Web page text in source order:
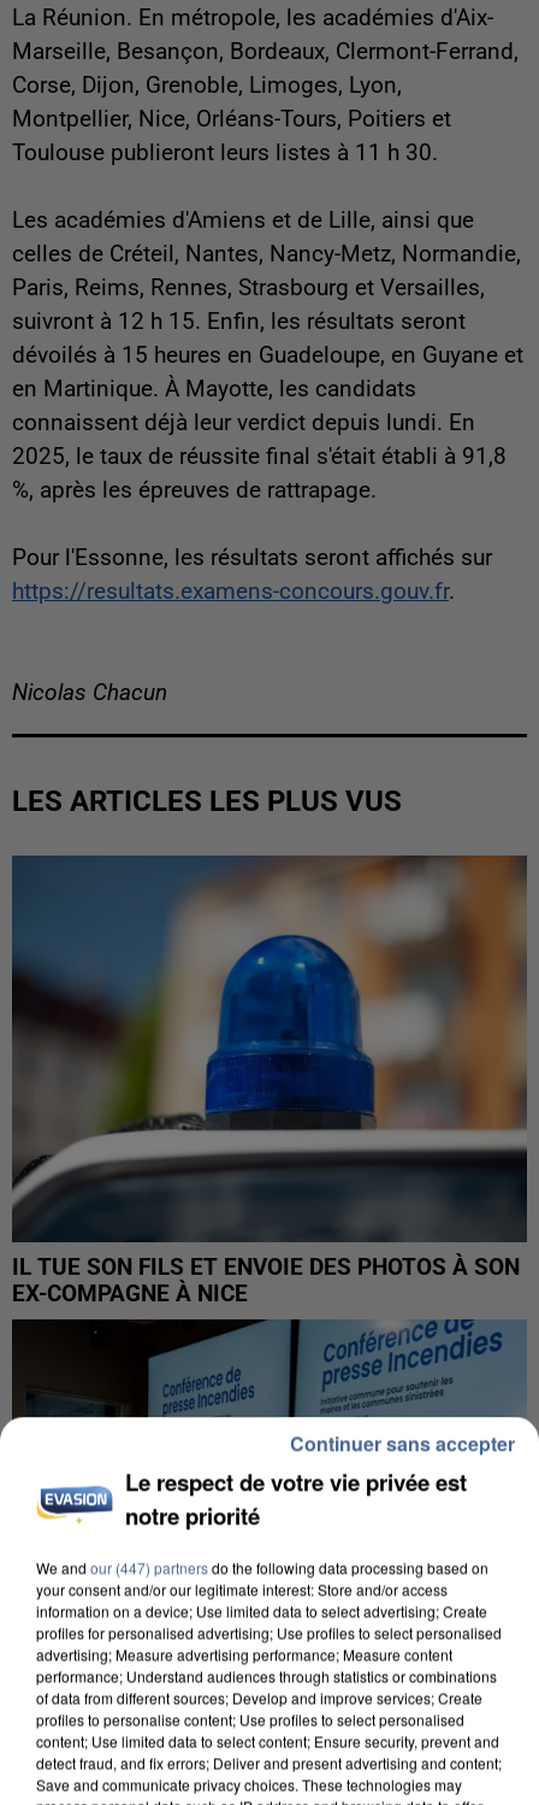
La Réunion. En métropole, les académies d'Aix-
Marseille, Besançon, Bordeaux, Clermont-Ferrand,
Corse, Dijon, Grenoble, Limoges, Lyon,
Montpellier, Nice, Orléans-Tours, Poitiers et
Toulouse publieront leurs listes à 11 h 30.
Les académies d'Amiens et de Lille, ainsi que
celles de Créteil, Nantes, Nancy-Metz, Normandie,
Paris, Reims, Rennes, Strasbourg et Versailles,
suivront à 12 h 15. Enfin, les résultats seront
dévoilés à 15 heures en Guadeloupe, en Guyane et
en Martinique. À Mayotte, les candidats
connaissent déjà leur verdict depuis lundi. En
2025, le taux de réussite final s'était établi à 91,8
%, après les épreuves de rattrapage.
Pour l'Essonne, les résultats seront affichés sur
https://resultats.examens-concours.gouv.fr.
Nicolas Chacun
LES ARTICLES LES PLUS VUS
IL TUE SON FILS ET ENVOIE DES PHOTOS À SON
EX-COMPAGNE À NICE
INCENDIES : L’ÎLE-DE-FRANCE LANCE UN ÉLAN
DE SOLIDARITÉ AVEC LES...
Le respect de votre vie privée est
notre priorité
We and our (447) partnersdo the following data processing based on
your consent and/or our legitimate interest: Store and/or access
information on a device; Use limited data to select advertising; Create
profiles for personalised advertising; Use profiles to select personalised
advertising; Measure advertising performance; Measure content
performance; Understand audiences through statistics or combinations
of data from different sources; Develop and improve services; Create
profiles to personalise content; Use profiles to select personalised
content; Use limited data to select content; Ensure security, prevent and
detect fraud, and fix errors; Deliver and present advertising and content;
Save and communicate privacy choices. These technologies may
Continuer sans accepter